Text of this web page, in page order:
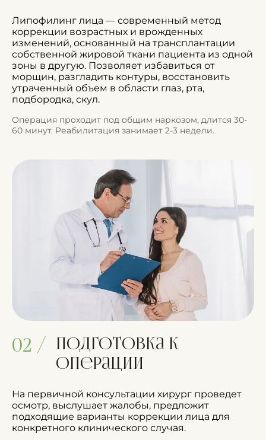
Липофилинг лица — современный метод
коррекции возрастных и врожденных
изменений, основанный на трансплантации
собственной жировой ткани пациента из одной
зоны в другую. Позволяет избавиться от
морщин, разгладить контуры, восстановить
утраченный объем в области глаз, рта,
подбородка, скул.
Операция проходит под общим наркозом, длится 30-
60 минут. Реабилитация занимает 2-3 недели.
02 /
Подготовка к
операции
На первичной консультации хирург проведет
осмотр, выслушает жалобы, предложит
подходящие варианты коррекции лица для
конкретного клинического случая.